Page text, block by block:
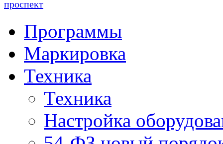
проспект
Программы
Маркировка
Техника
Техника
Настройка